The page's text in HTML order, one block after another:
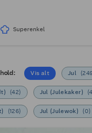
Superenkel
Vis alt Jul (
(42) Jul (Julekaker) (
(126) Jul (Julewok) (0)